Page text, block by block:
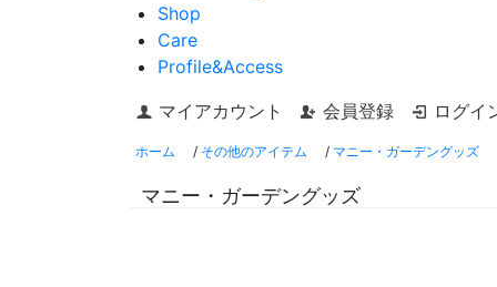
Shop
Care
Profile&Access
マイアカウント
会員登録 ログイ
ホーム / その他のアイテム / マニー・ガーデングッズ
マニー・ガーデングッズ